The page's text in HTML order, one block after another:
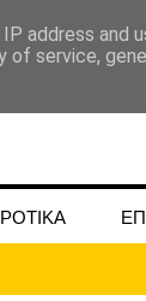
address and
of service,